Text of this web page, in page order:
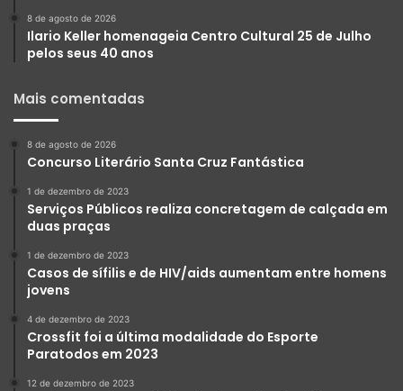
8 de agosto de 2026
Ilario Keller homenageia Centro Cultural 25 de Julho
pelos seus 40 anos
Mais comentadas
8 de agosto de 2026
Concurso Literário Santa Cruz Fantástica
1 de dezembro de 2023
Serviços Públicos realiza concretagem de calçada em
duas praças
1 de dezembro de 2023
Casos de sífilis e de HIV/aids aumentam entre homens
jovens
4 de dezembro de 2023
Crossfit foi a última modalidade do Esporte
Paratodos em 2023
12 de dezembro de 2023